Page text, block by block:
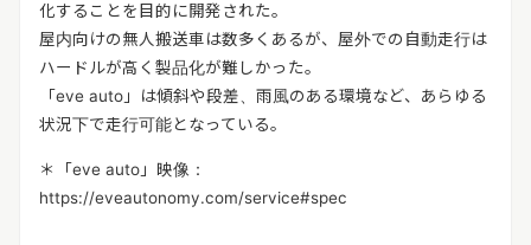
化することを目的に開発された。
屋内向けの無人搬送車は数多くあるが、屋外での自動走行は
ハードルが高く製品化が難しかった。
「eve auto」は傾斜や段差、雨風のある環境など、あらゆる
状況下で走行可能となっている。
＊「eve auto」映像：
https://eveautonomy.com/service#spec